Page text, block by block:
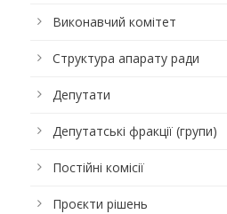
Виконавчий комітет
Структура апарату ради
Депутати
Депутатські фракції (групи)
Постійні комісії
Проєкти рішень